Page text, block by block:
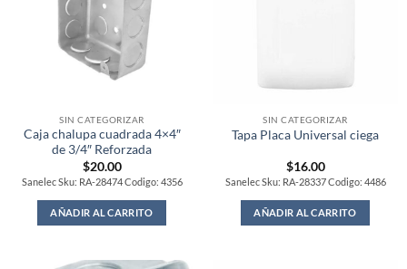
SIN CATEGORIZAR
Caja chalupa cuadrada 4×4″
de 3/4″ Reforzada
$20.00
Sanelec Sku: RA-28474 Codigo: 4356
AÑADIR AL CARRITO
SIN CATEGORIZAR
Tapa Placa Universal ciega
$16.00
Sanelec Sku: RA-28337 Codigo: 4486
AÑADIR AL CARRITO